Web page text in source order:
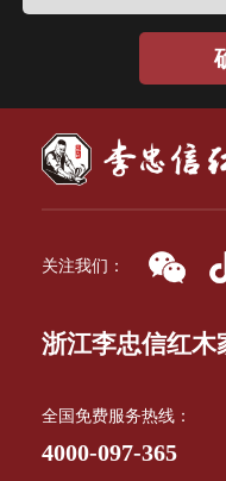
关注我们：
浙江李忠信红木
全国免费服务热线：
4000-097-365